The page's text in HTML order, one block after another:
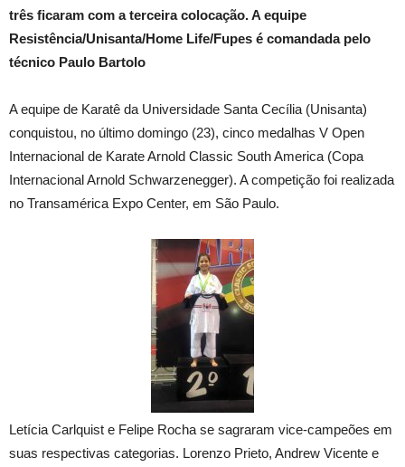
três ficaram com a terceira colocação. A equipe
Resistência/Unisanta/Home Life/Fupes é comandada pelo
técnico Paulo Bartolo
A equipe de Karatê da Universidade Santa Cecília (Unisanta)
conquistou, no último domingo (23), cinco medalhas V Open
Internacional de Karate Arnold Classic South America (Copa
Internacional Arnold Schwarzenegger). A competição foi realizada
no Transamérica Expo Center, em São Paulo.
Letícia Carlquist e Felipe Rocha se sagraram vice-campeões em
suas respectivas categorias. Lorenzo Prieto, Andrew Vicente e